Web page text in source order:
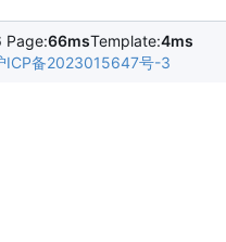
Page:66msTemplate:4ms
ICP备2023015647号-3